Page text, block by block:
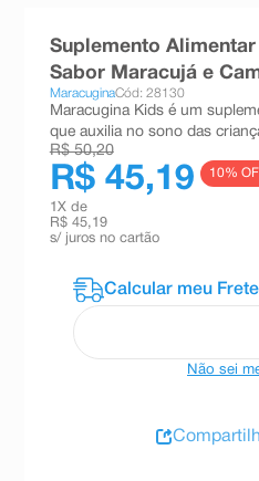
Suplemento
Sabor Maracujá e
MaracuginaCód: 28130
Maracugina Kids é um
que auxilia no sono das
R$ 50,20
R$ 45,19 10%
1 X de
R$ 45,19
s/ juros no cartão
Não sei
esmalte
10ºabsorvente